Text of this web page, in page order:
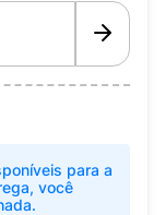
para a
você